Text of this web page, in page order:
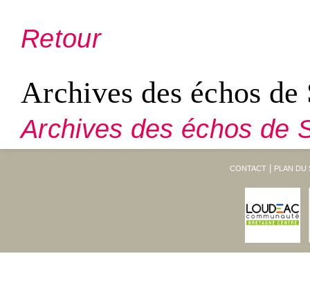
Retour
Archives des échos
Archives des échos de
CONTACT PLAN DU